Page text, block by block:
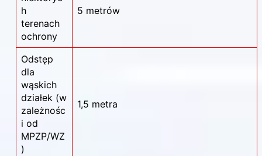
h
terenach
ochrony
5 metrów
Odstęp
dla
wąskich
działek (w
zależnośc
i od
MPZP/WZ
)
1,5 metra